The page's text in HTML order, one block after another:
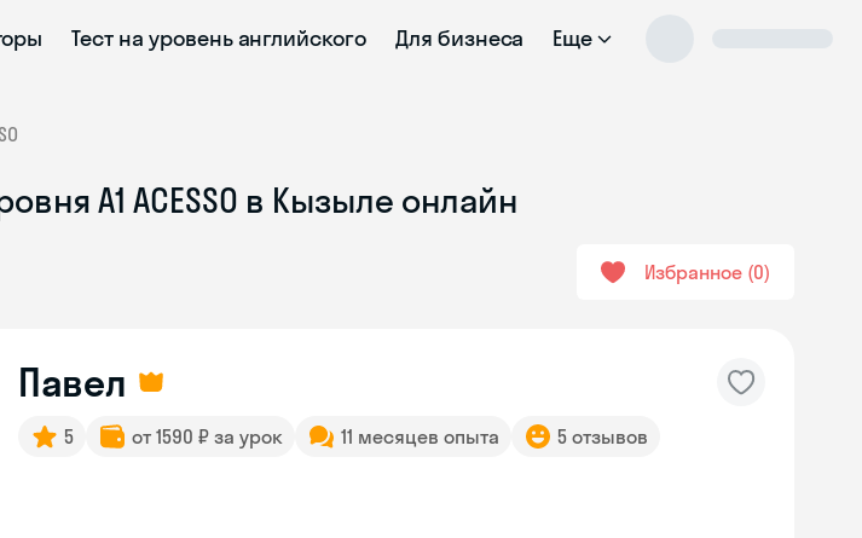
Тест на уровень английского Для бизнеса Еще
A1 ACESSO в Кызыле онлайн
Избранное 0
Павел
5 от 1590 ₽ за урок 11 месяцев опыта 5 отзывов